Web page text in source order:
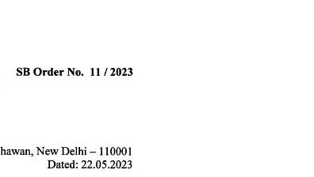
Khabarchalisa